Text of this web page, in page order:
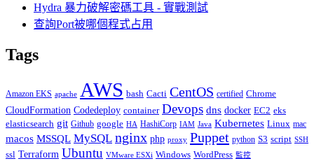
Hydra 暴力破解密碼工具 - 實戰測試
查詢Port被哪個程式占用
Tags
Amazon EKS apache AWS bash Cacti CentOS certified Chrome
CloudFormation Codedeploy container Devops dns docker EC2 eks
elasticsearch git Github google HA HashiCorp IAM Java Kubernetes Linux mac
macos MSSQL MySQL nginx php proxy Puppet python S3 script SSH
ssl Terraform Ubuntu VMware ESXi Windows WordPress 監控